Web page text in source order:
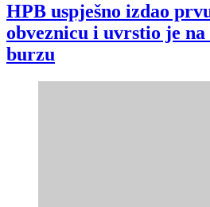
HPB uspješno izdao
obveznicu i uvrstio je
burzu